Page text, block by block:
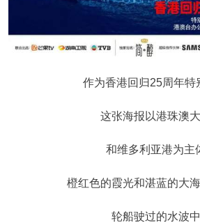
作为香港回归25周年特
这张海报以港珠澳
和维多利亚港为主
橙红色的霞光和湛蓝的大
轮船驶过的水波中